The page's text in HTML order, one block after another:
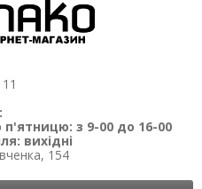
п'ятницю: з 9-00 до 16-00
вихідні
154